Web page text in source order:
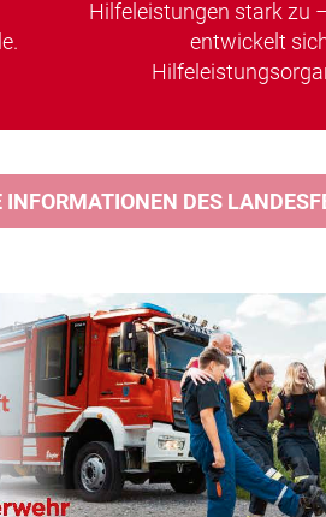
Hilfeleistungen stark zu
entwickelt
DES